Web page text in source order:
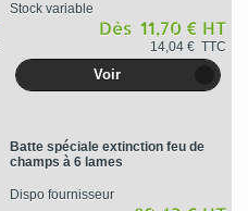
Stock variable
Dès 11,70 € HT
14,04 € TTC
Voir
Batte spéciale extinction feu de
champs à 6 lames
Dispo fournisseur